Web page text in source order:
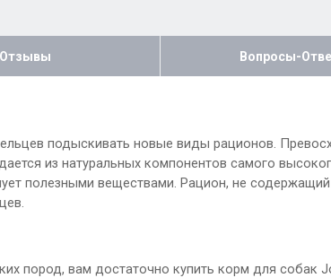
Отзывы Вопросы-
подыскивать новые виды рационов.
из натуральных компонентов самого
полезными веществами. Рацион, не содержащий
пород, вам достаточно купить корм для собак